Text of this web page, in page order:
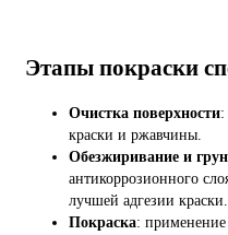
Этапы покраски
Очистка поверхности:
краски и ржавчины.
Обезжиривание и г
антикоррозионного
лучшей адгезии краски.
Покраска: